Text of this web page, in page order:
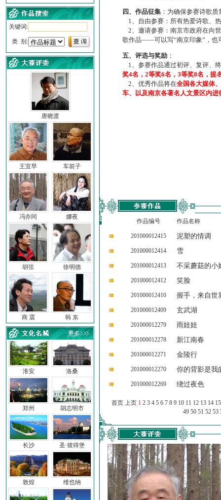
关键词:
类 别:
唐晓渡
王宜早 车前子
冯亦同 娜夜
胡弦 徐明德
商 震 韩 东
淮安
郑州
长沙
敦煌
洛桑
胡志明市
圣·彼得堡
维也纳
四、作品征集 ：为确保参赛诗歌
1、自由参赛：所有热爱诗歌、
2、邀请参赛：南京市政府在向
歌作品——可以写“南京印象”，也
五、评选与奖励 ：
1、参赛作品通过初评、复评、
奖4名，2等奖6名，3等奖8名，提
2、优秀作品将在全国各大媒体
车、以及南京各著名人文景区内进
作品编号 作品名称
201000012415 泥塑的情调
201000012414 雪
201000012413 不采蘑菇的小
201000012412 笑脸
201000012410 握手，来自世
201000012409 玄武湖
201000012279 雨娃娃
201000012278 新江南春
201000012271 金陵行
201000012270 你的背影是我
201000012269 绕过夜色
首页 上页 1 2 3 4 5 6 7 8 9 10 11 12 13 14 15
49 50 51 52 53